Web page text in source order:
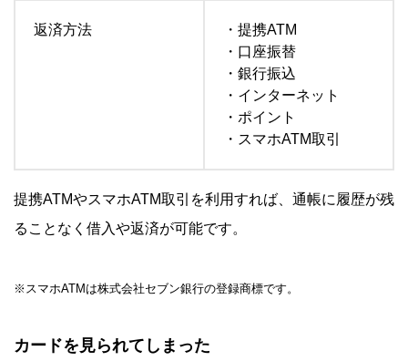
返済方法
・提携ATM
・口座振替
・銀行振込
・インターネット
・ポイント
・スマホATM取引
提携ATMやスマホATM取引を利用すれば、通帳に履歴が残
ることなく借入や返済が可能です。
※スマホATMは株式会社セブン銀行の登録商標です。
カードを見られてしまった